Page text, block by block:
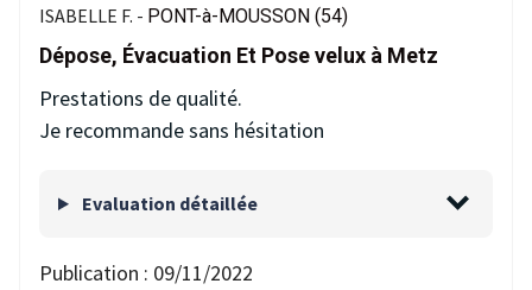
ISABELLE F. - PONT-à-MOUSSON (54)
Dépose, Évacuation Et Pose velux à Metz
Prestations de qualité.
Je recommande sans hésitation
Evaluation détaillée
Publication : 09/11/2022